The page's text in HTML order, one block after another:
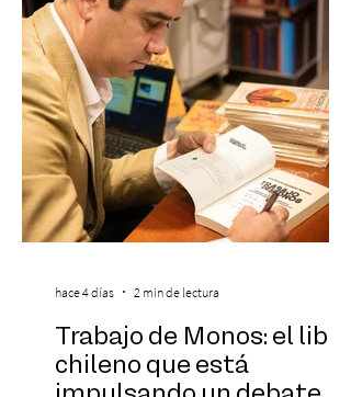
destaca a los artistas menores de 21 años
más influyentes de la industria musical.
Este reconocimiento reaf
Trabajo de Monos: el libro
chileno que está
hace 4 días 2 min de lectura